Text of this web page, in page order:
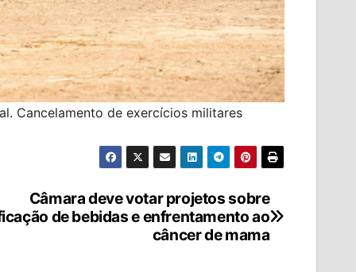
Cancelamento de exercícios militares
Câmara deve votar projetos sobre
de bebidas e enfrentamento ao
câncer de mama